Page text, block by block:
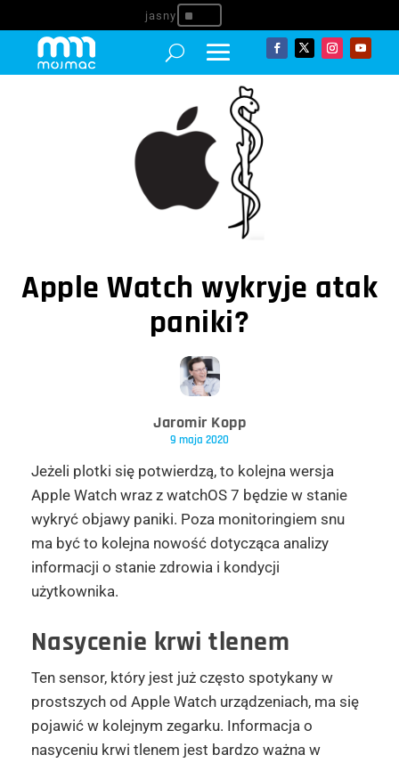
^
Apple Watch wykryje atak
paniki?
Jaromir Kopp
9 maja 2020
Jeżeli plotki się potwierdzą, to kolejna wersja
Apple Watch wraz z watchOS 7 będzie w stanie
wykryć objawy paniki. Poza monitoringiem snu
ma być to kolejna nowość dotycząca analizy
informacji o stanie zdrowia i kondycji
użytkownika.
Nasycenie krwi tlenem
Ten sensor, który jest już często spotykany w
prostszych od Apple Watch urządzeniach, ma się
pojawić w kolejnym zegarku. Informacja o
nasyceniu krwi tlenem jest bardzo ważna w